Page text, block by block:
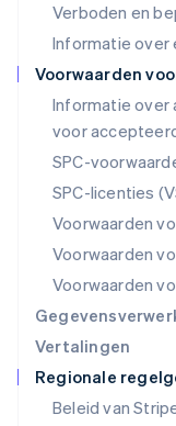
Verboden en
Informatie over
Voorwaarden
Informatie over
voor
SPC-
SPC-licenties
Voorwaarden
Voorwaarden
Voorwaarden
Vertalingen
Regionale
Beleid van
Nieuw-
English
Noorwegen
English
Oostenrijk
DeutschEnglish
Polen
English
Portugal
PortuguêsEnglish
English
Singapore
Slovenië
EnglishItaliano
Slowakije
English